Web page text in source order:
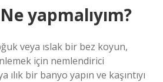
yapmalıyım?
veya ıslak bir bez koyun,
için nemlendirici
ılık bir banyo yapın ve kaşıntıyı